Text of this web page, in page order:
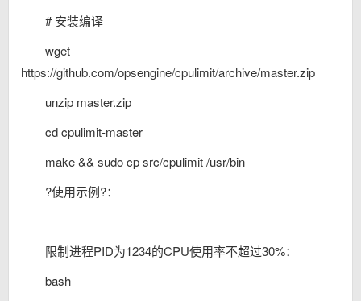
# 安装编译
wget
https://github.com/opsengine/cpulimit/archive/master.zip
unzip master.zip
cd cpulimit-master
make && sudo cp src/cpulimit /usr/bin
?使用示例?：
限制进程PID为1234的CPU使用率不超过30%：
bash